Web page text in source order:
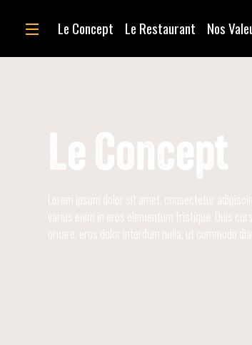
Le Concept Le Restaurant Nos
Le Concept
Lorem ipsum dolor sit amet, consectetur
varius enim in eros elementum tristique. Duis
ornare, eros dolor interdum nulla, ut commodo